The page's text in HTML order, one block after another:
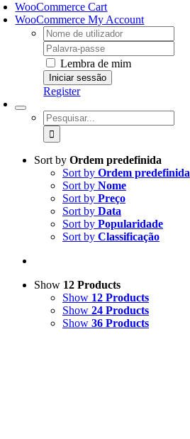
WooCommerce Cart
WooCommerce My Account
Username:
Password:
Lembra de mim
Register
Pesquisar
Sort by Ordem predefinida
Sort by Ordem predefinida
Sort by Nome
Sort by Preço
Sort by Data
Sort by Popularidade
Sort by Classificação
Show 12 Products
Show 12 Products
Show 24 Products
Show 36 Products